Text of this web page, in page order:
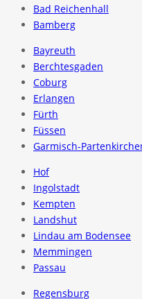
Bad Reichenhall
Bamberg
Bayreuth
Berchtesgaden
Coburg
Erlangen
Fürth
Füssen
Garmisch-
Hof
Ingolstadt
Kempten
Landshut
Lindau am Bodensee
Memmingen
Passau
Regensburg